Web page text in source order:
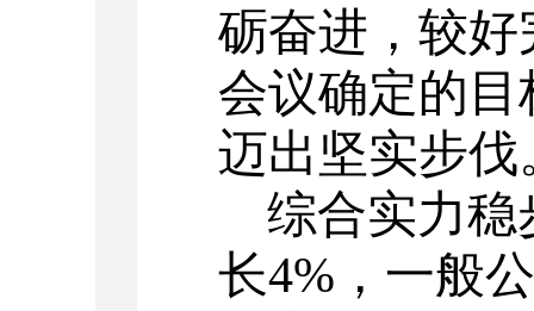
砺奋进，较
会议确定的
迈出坚实步伐
综合实力稳
长4% ，一般